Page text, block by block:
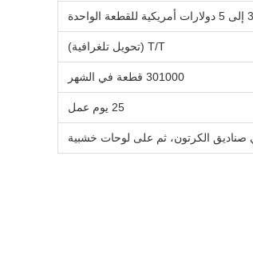
3 إلى 5 دولارات أمريكية للقطعة الواحدة
T/T (تحويل تلغرافية)
301000 قطعة في الشهر
25 يوم عمل
صناديق الكرتون، ثم على لوحات خشبية